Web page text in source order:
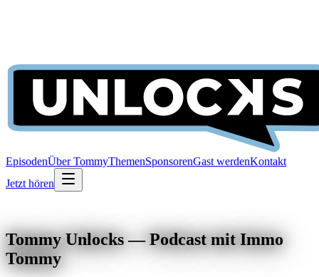
EpisodenÜber TommyThemenSponsorenGast werdenKontakt
Jetzt hören
Tommy Unlocks — Podcast mit Immo
Tommy